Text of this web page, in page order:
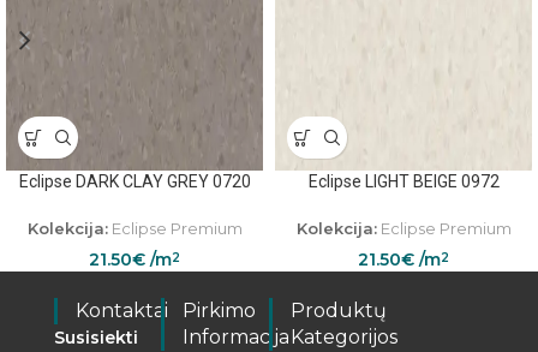
Eclipse DARK CLAY GREY 0720
Kolekcija:Eclipse Premium
21.50€ /m2
Eclipse LIGHT BEIGE 0972
Kolekcija:Eclipse Premium
21.50€ /m2
Kontaktai
Susisiekti
Pirkimo
Informacija
Produktų
Kategorijos